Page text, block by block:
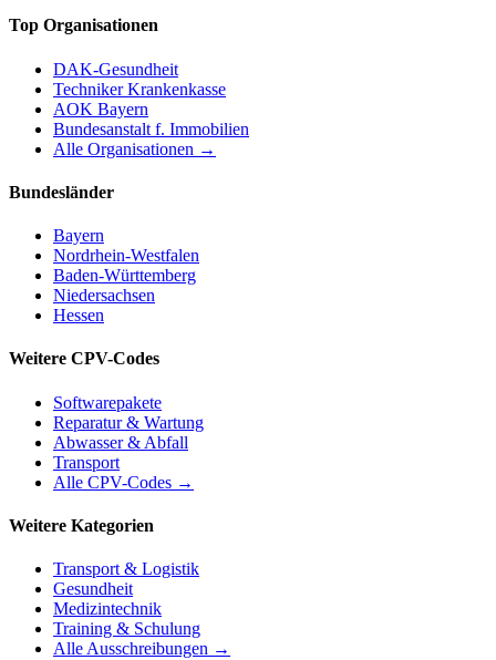
Top Organisationen
DAK-Gesundheit
Techniker Krankenkasse
AOK Bayern
Bundesanstalt f. Immobilien
Alle Organisationen →
Bundesländer
Bayern
Nordrhein-Westfalen
Baden-Württemberg
Niedersachsen
Hessen
Weitere CPV-Codes
Softwarepakete
Reparatur & Wartung
Abwasser & Abfall
Transport
Alle CPV-Codes →
Weitere Kategorien
Transport & Logistik
Gesundheit
Medizintechnik
Training & Schulung
Alle Ausschreibungen →